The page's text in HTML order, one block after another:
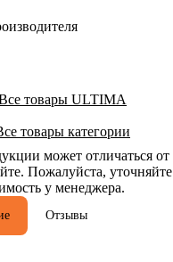
товары ULTIMA
товары категории
может отличаться от
Пожалуйста, уточняйте
у менеджера.
Отзывы